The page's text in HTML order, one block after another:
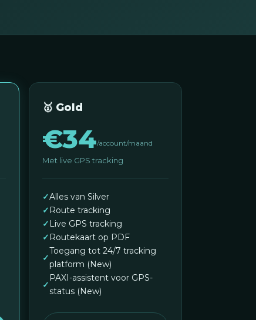
🥇 Gold
€34/account/maand
Met live GPS tracking
✓Alles van Silver
✓ Route tracking
✓ Live GPS tracking
✓ Routekaart op PDF
✓
Toegang tot 24/7 tracking
platform (New)
✓
PAXI-assistent voor GPS-
status (New)